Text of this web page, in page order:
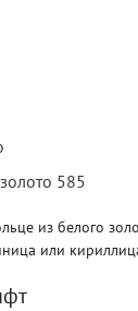
585
из белого
или